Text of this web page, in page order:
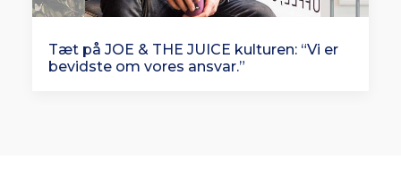
Tæt på JOE & THE JUICE kulturen: “Vi er
bevidste om vores ansvar.”